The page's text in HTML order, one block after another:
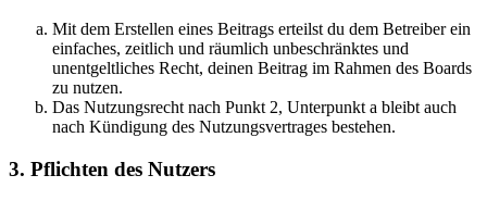
Mit dem Erstellen eines Beitrags erteilst du dem Betreiber ein
einfaches, zeitlich und räumlich unbeschränktes und
unentgeltliches Recht, deinen Beitrag im Rahmen des Boards
zu nutzen.
Das Nutzungsrecht nach Punkt 2, Unterpunkt a bleibt auch
nach Kündigung des Nutzungsvertrages bestehen.
3. Pflichten des Nutzers